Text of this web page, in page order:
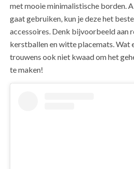
met mooie minimalistische borden.
gaat gebruiken, kun je deze het
accessoires. Denk bijvoorbeeld aan
kerstballen en witte placemats. Wat
trouwens ook niet kwaad om het
te maken!